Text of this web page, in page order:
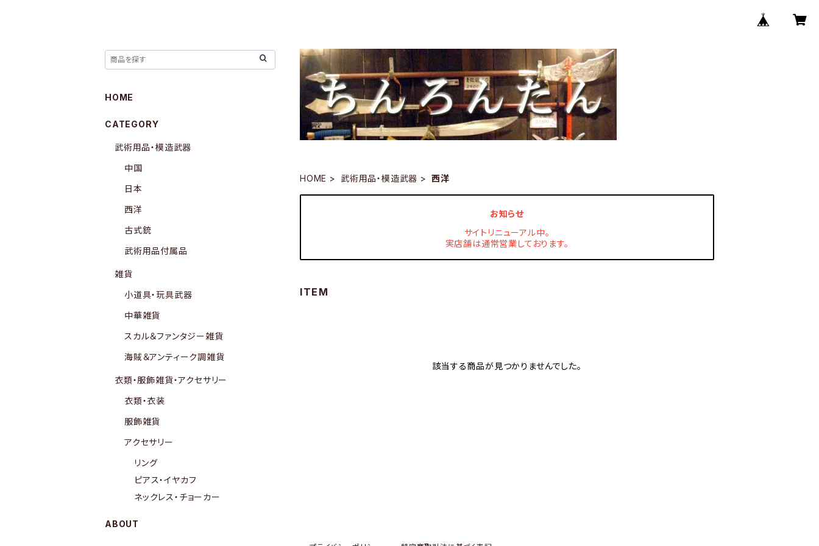
HOME 武術用品・模造武器 西洋
お知らせ
サイトリニューアル中。
実店舗は通常営業しております。
ITEM
該当する商品が見つかりませんでした。
HOME
CATEGORY
武術用品・模造武器
中国
日本
西洋
古式銃
武術用品付属品
雑貨
小道具・玩具武器
中華雑貨
スカル＆ファンタジー雑貨
海賊＆アンティーク調雑貨
衣類・服飾雑貨・アクセサリー
衣類・衣装
服飾雑貨
アクセサリー
リング
ピアス・イヤカフ
ネックレス・チョーカー
ABOUT